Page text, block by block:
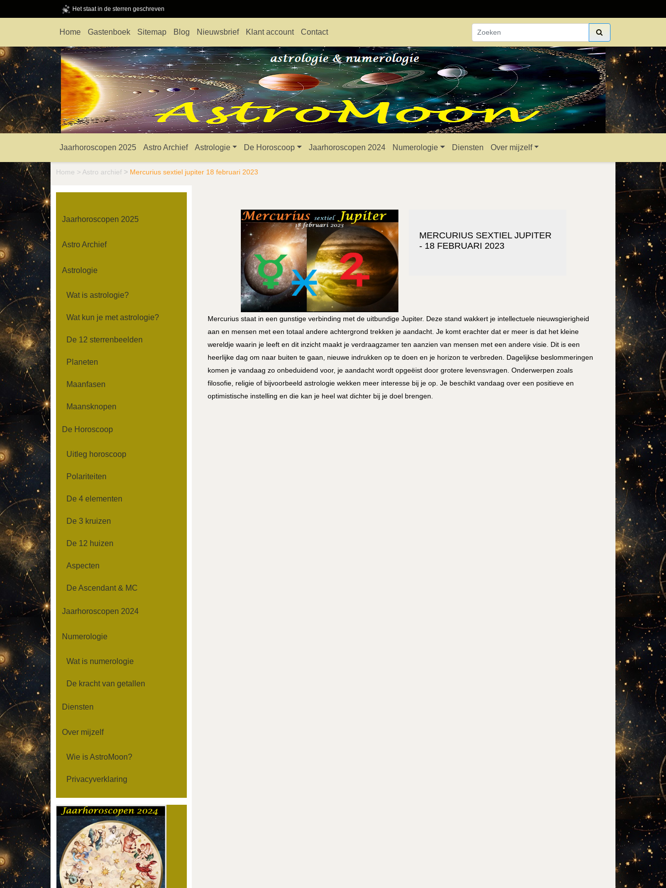
Het staat in de sterren geschreven
Home Gastenboek Sitemap Blog Nieuwsbrief Klant account Contact
Jaarhoroscopen 2025 Astro Archief Astrologie De Horoscoop Jaarhoroscopen 2024 Numerologie Diensten Over mijzelf
Home > Astro archief > Mercurius sextiel jupiter 18 februari 2023
Jaarhoroscopen 2025
Astro Archief
Astrologie
Wat is astrologie?
Wat kun je met astrologie?
De 12 sterrenbeelden
Planeten
Maanfasen
Maansknopen
De Horoscoop
Uitleg horoscoop
Polariteiten
De 4 elementen
De 3 kruizen
De 12 huizen
Aspecten
De Ascendant & MC
Jaarhoroscopen 2024
Numerologie
Wat is numerologie
De kracht van getallen
Diensten
Over mijzelf
Wie is AstroMoon?
Privacyverklaring
MERCURIUS SEXTIEL JUPITER
- 18 FEBRUARI 2023
Mercurius staat in een gunstige verbinding met de uitbundige Jupiter. Deze stand wakkert je intellectuele nieuwsgierigheid
aan en mensen met een totaal andere achtergrond trekken je aandacht. Je komt erachter dat er meer is dat het kleine
wereldje waarin je leeft en dit inzicht maakt je verdraagzamer ten aanzien van mensen met een andere visie. Dit is een
heerlijke dag om naar buiten te gaan, nieuwe indrukken op te doen en je horizon te verbreden. Dagelijkse beslommeringen
komen je vandaag zo onbeduidend voor, je aandacht wordt opgeëist door grotere levensvragen. Onderwerpen zoals
filosofie, religie of bijvoorbeeld astrologie wekken meer interesse bij je op. Je beschikt vandaag over een positieve en
optimistische instelling en die kan je heel wat dichter bij je doel brengen.